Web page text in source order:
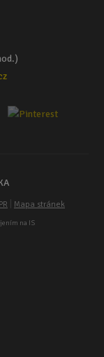
Mapa stránek
na IS